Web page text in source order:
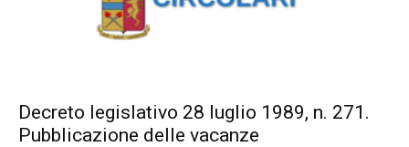
Decreto legislativo 28 luglio 1989, n. 271.
Pubblicazione delle vacanze